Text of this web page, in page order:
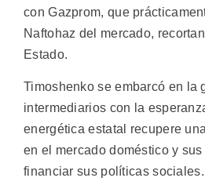
con Gazprom, que
Naftohaz del mercado,
Estado.
Timoshenko se embarcó en la
intermediarios con la
energética estatal recupere
en el mercado doméstico y
financiar sus políticas sociales.